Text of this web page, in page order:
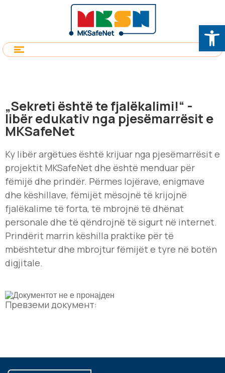
„Sekreti është te fjalëkalimi!“ -
libër edukativ nga pjesëmarrësit e
MKSafeNet
Ky libër argëtues është krijuar nga pjesëmarrësit e
projektit MKSafeNet dhe është menduar për
fëmijë dhe prindër. Përmes lojërave, enigmave
dhe këshillave, fëmijët mësojnë të krijojnë
fjalëkalime të forta, të mbrojnë të dhënat
personale dhe të qëndrojnë të sigurt në internet.
Prindërit marrin këshilla praktike për të
mbështetur dhe mbrojtur fëmijët e tyre në botën
digjitale.
Превземи документ: